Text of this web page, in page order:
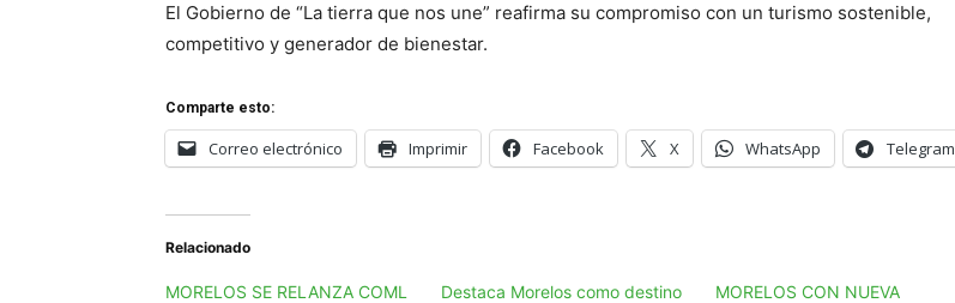
El Gobierno de “La tierra que nos une” reafirma su compromiso con un turismo sostenible,
competitivo y generador de bienestar.
Comparte esto:
Correo electrónico Imprimir Facebook X WhatsApp Telegram
Relacionado
MORELOS SE RELANZA COML
Destaca Morelos como destino
MORELOS CON NUEVA